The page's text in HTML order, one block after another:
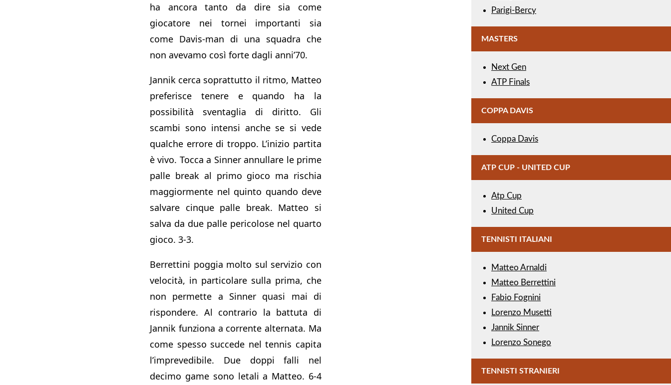
ha ancora tanto da dire sia come
giocatore nei tornei importanti sia
come Davis-man di una squadra che
non avevamo così forte dagli anni’70.
Jannik cerca soprattutto il ritmo, Matteo
preferisce tenere e quando ha la
possibilità sventaglia di diritto. Gli
scambi sono intensi anche se si vede
qualche errore di troppo. L’inizio partita
è vivo. Tocca a Sinner annullare le prime
palle break al primo gioco ma rischia
maggiormente nel quinto quando deve
salvare cinque palle break. Matteo si
salva da due palle pericolose nel quarto
gioco. 3-3.
Berrettini poggia molto sul servizio con
velocità, in particolare sulla prima, che
non permette a Sinner quasi mai di
rispondere. Al contrario la battuta di
Jannik funziona a corrente alternata. Ma
come spesso succede nel tennis capita
l’imprevedibile. Due doppi falli nel
decimo game sono letali a Matteo. 6-4
Parigi-Bercy
MASTERS
Next Gen
ATP Finals
COPPA DAVIS
Coppa Davis
ATP CUP - UNITED CUP
Atp Cup
United Cup
TENNISTI ITALIANI
Matteo Arnaldi
Matteo Berrettini
Fabio Fognini
Lorenzo Musetti
Jannik Sinner
Lorenzo Sonego
TENNISTI STRANIERI